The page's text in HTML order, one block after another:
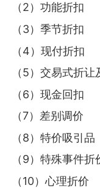
（2）功能折扣
（3）季节折扣
（4）现付折扣
（5）交易式折
（6）现金回扣
（7）差别调价
（8）特价吸引品
（9）特殊事件折
（10）心理折价